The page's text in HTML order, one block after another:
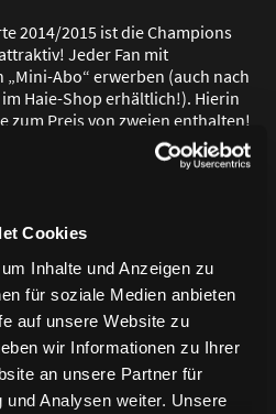
Cookies
Inhalte und Anzeigen zu
für soziale Medien anbieten
auf unsere Website zu
wir Informationen zu Ihrer
an unsere Partner für
Analysen weiter. Unsere
2014/2015 ist die Champions
Jeder Fan mit
Abo“ erwerben (auch nach
Haie-Shop erhältlich!). Hierin
zum Preis von zweien enthalten!
kosten für einen
im „Mini-Abo“ € 44,-., im
Abo“ erworben werden. Aus
(falls verfügbar) natürlich gerne
aber auch Tickets (auch ihr
eine andere Kategorie wählen.
(bis 18 Jahre) für das „Mini-
umgerechnet € 4,- pro CHL-